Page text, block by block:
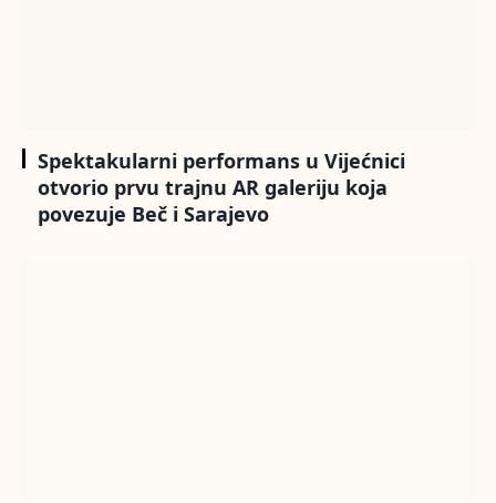
Spektakularni performans u Vijećnici
otvorio prvu trajnu AR galeriju koja
povezuje Beč i Sarajevo